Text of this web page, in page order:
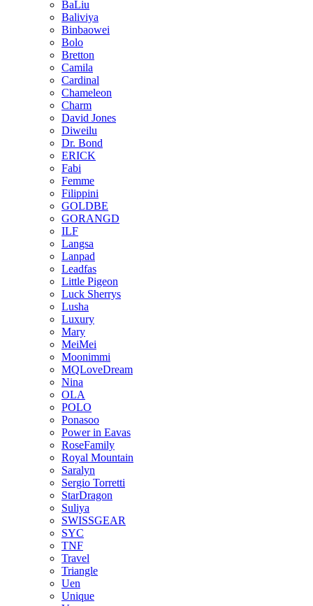
BaLiu
Baliviya
Binbaowei
Bolo
Bretton
Camila
Cardinal
Chameleon
Charm
David Jones
Diweilu
Dr. Bond
ERICK
Fabi
Femme
Filippini
GOLDBE
GORANGD
ILF
Langsa
Lanpad
Leadfas
Little Pigeon
Luck Sherrys
Lusha
Luxury
Mary
MeiMei
Moonimmi
MQLoveDream
Nina
OLA
POLO
Ponasoo
Power in Eavas
RoseFamily
Royal Mountain
Saralyn
Sergio Torretti
StarDragon
Suliya
SWISSGEAR
SYC
TNF
Travel
Triangle
Uen
Unique